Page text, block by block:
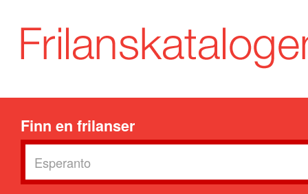
Finn en frilanser